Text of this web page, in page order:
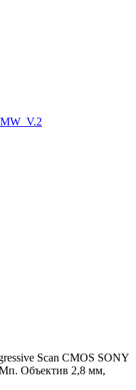
Scan CMOS SONY
Объектив 2,8 мм,